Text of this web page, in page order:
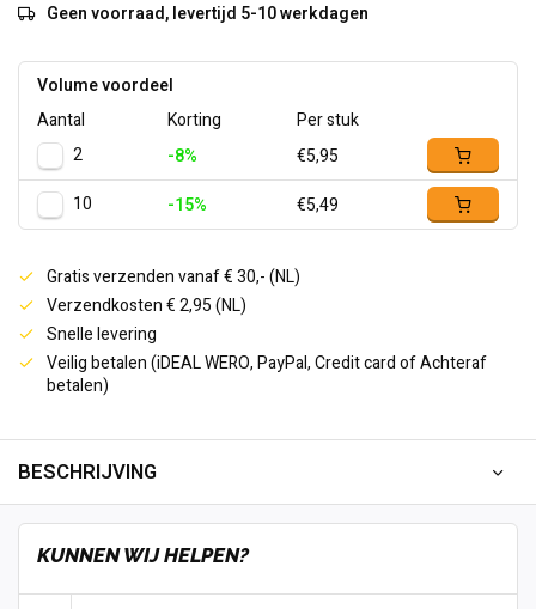
Geen voorraad, levertijd 5-10 werkdagen
Volume voordeel
Aantal
Korting
Per stuk
2
-8%
€5,95
10
-15% €5,49
Gratis verzenden vanaf € 30,- (NL)
Verzendkosten € 2,95 (NL)
Snelle levering
Veilig betalen (iDEAL WERO, PayPal, Credit card of Achteraf
betalen)
BESCHRIJVING
KUNNEN WIJ HELPEN?